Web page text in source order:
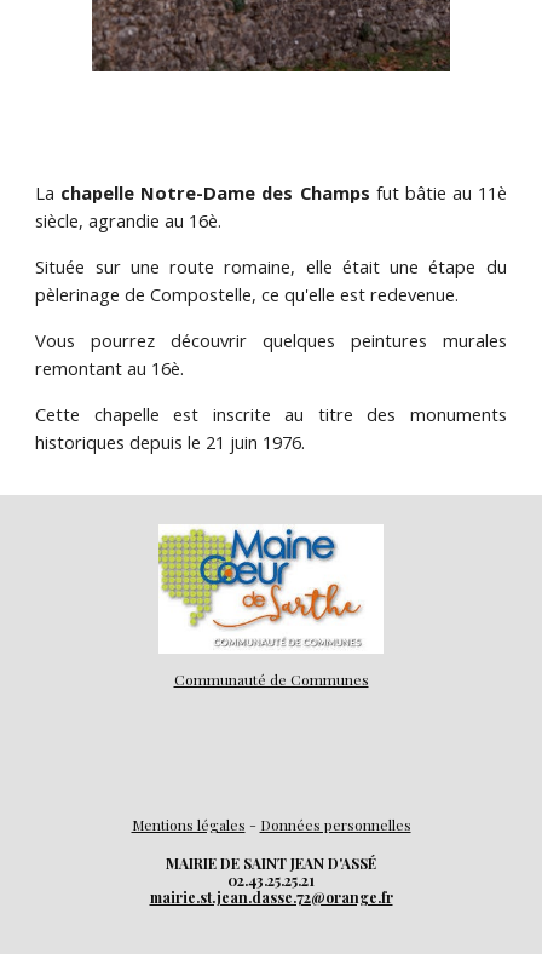
La chapelle Notre-Dame des Champs fut bâtie au 11è
siècle, agrandie au 16è.
Située sur une route romaine, elle était une étape du
pèlerinage de Compostelle, ce qu'elle est redevenue.
Vous pourrez découvrir quelques peintures murales
remontant au 16è.
Cette chapelle est inscrite au titre des monuments
historiques depuis le 21 juin 1976.
Communauté de Communes
Mentions légales - Données personnelles
MAIRIE DE SAINT JEAN D'ASSÉ
02.43.25.25.21
mairie.st.jean.dasse.72@orange.fr